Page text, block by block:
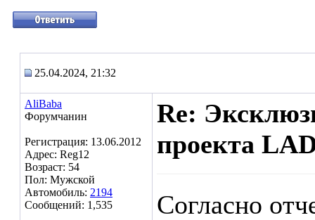
25.04.2024, 21:32
AliBaba
Форумчанин
Регистрация: 13.06.2012
Адрес: Reg12
Возраст: 54
Пол: Мужской
Автомобиль: 2194
Сообщений: 1,535
Re:
проекта
Согласно